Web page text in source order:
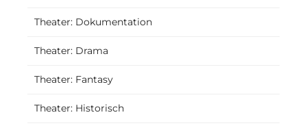
Theater: Dokumentation
Theater: Drama
Theater: Fantasy
Theater: Historisch